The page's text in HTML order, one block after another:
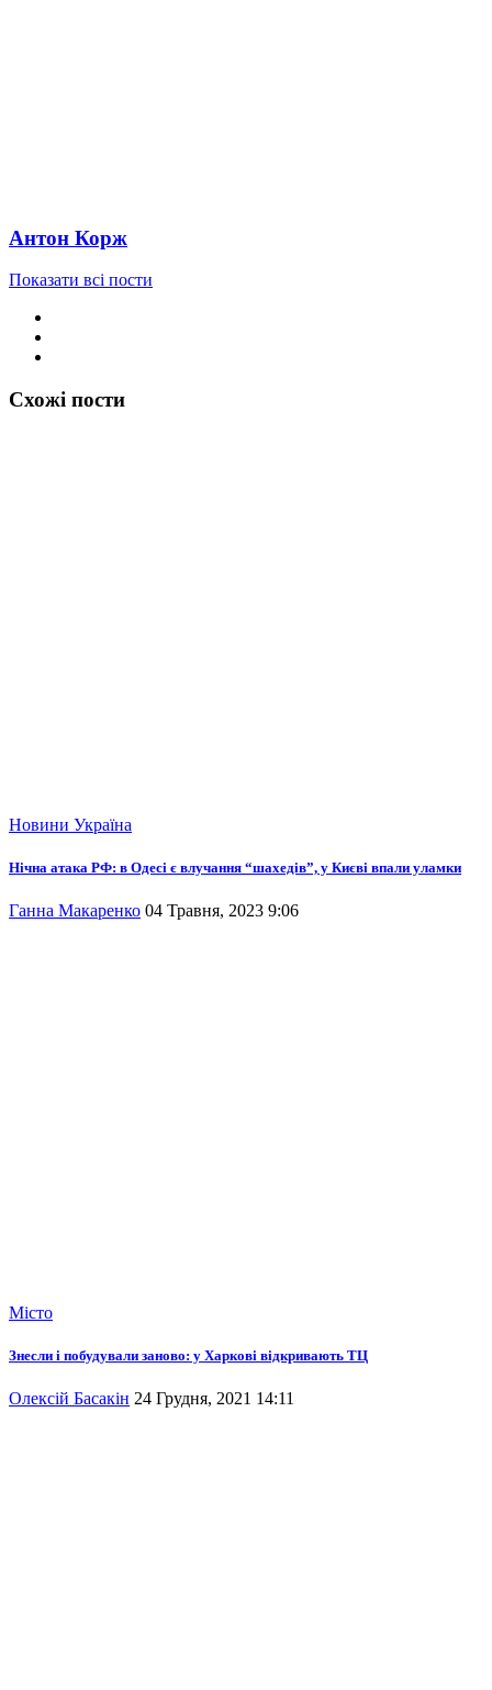
Антон Корж
Показати всі пости
Схожі пости
Новини Україна
Нічна атака РФ: в Одесі є влучання “шахедів”, у Києві впали уламки
Ганна Макаренко 04 Травня, 2023 9:06
Місто
Знесли і побудували заново: у Харкові відкривають ТЦ
Олексій Басакін 24 Грудня, 2021 14:11